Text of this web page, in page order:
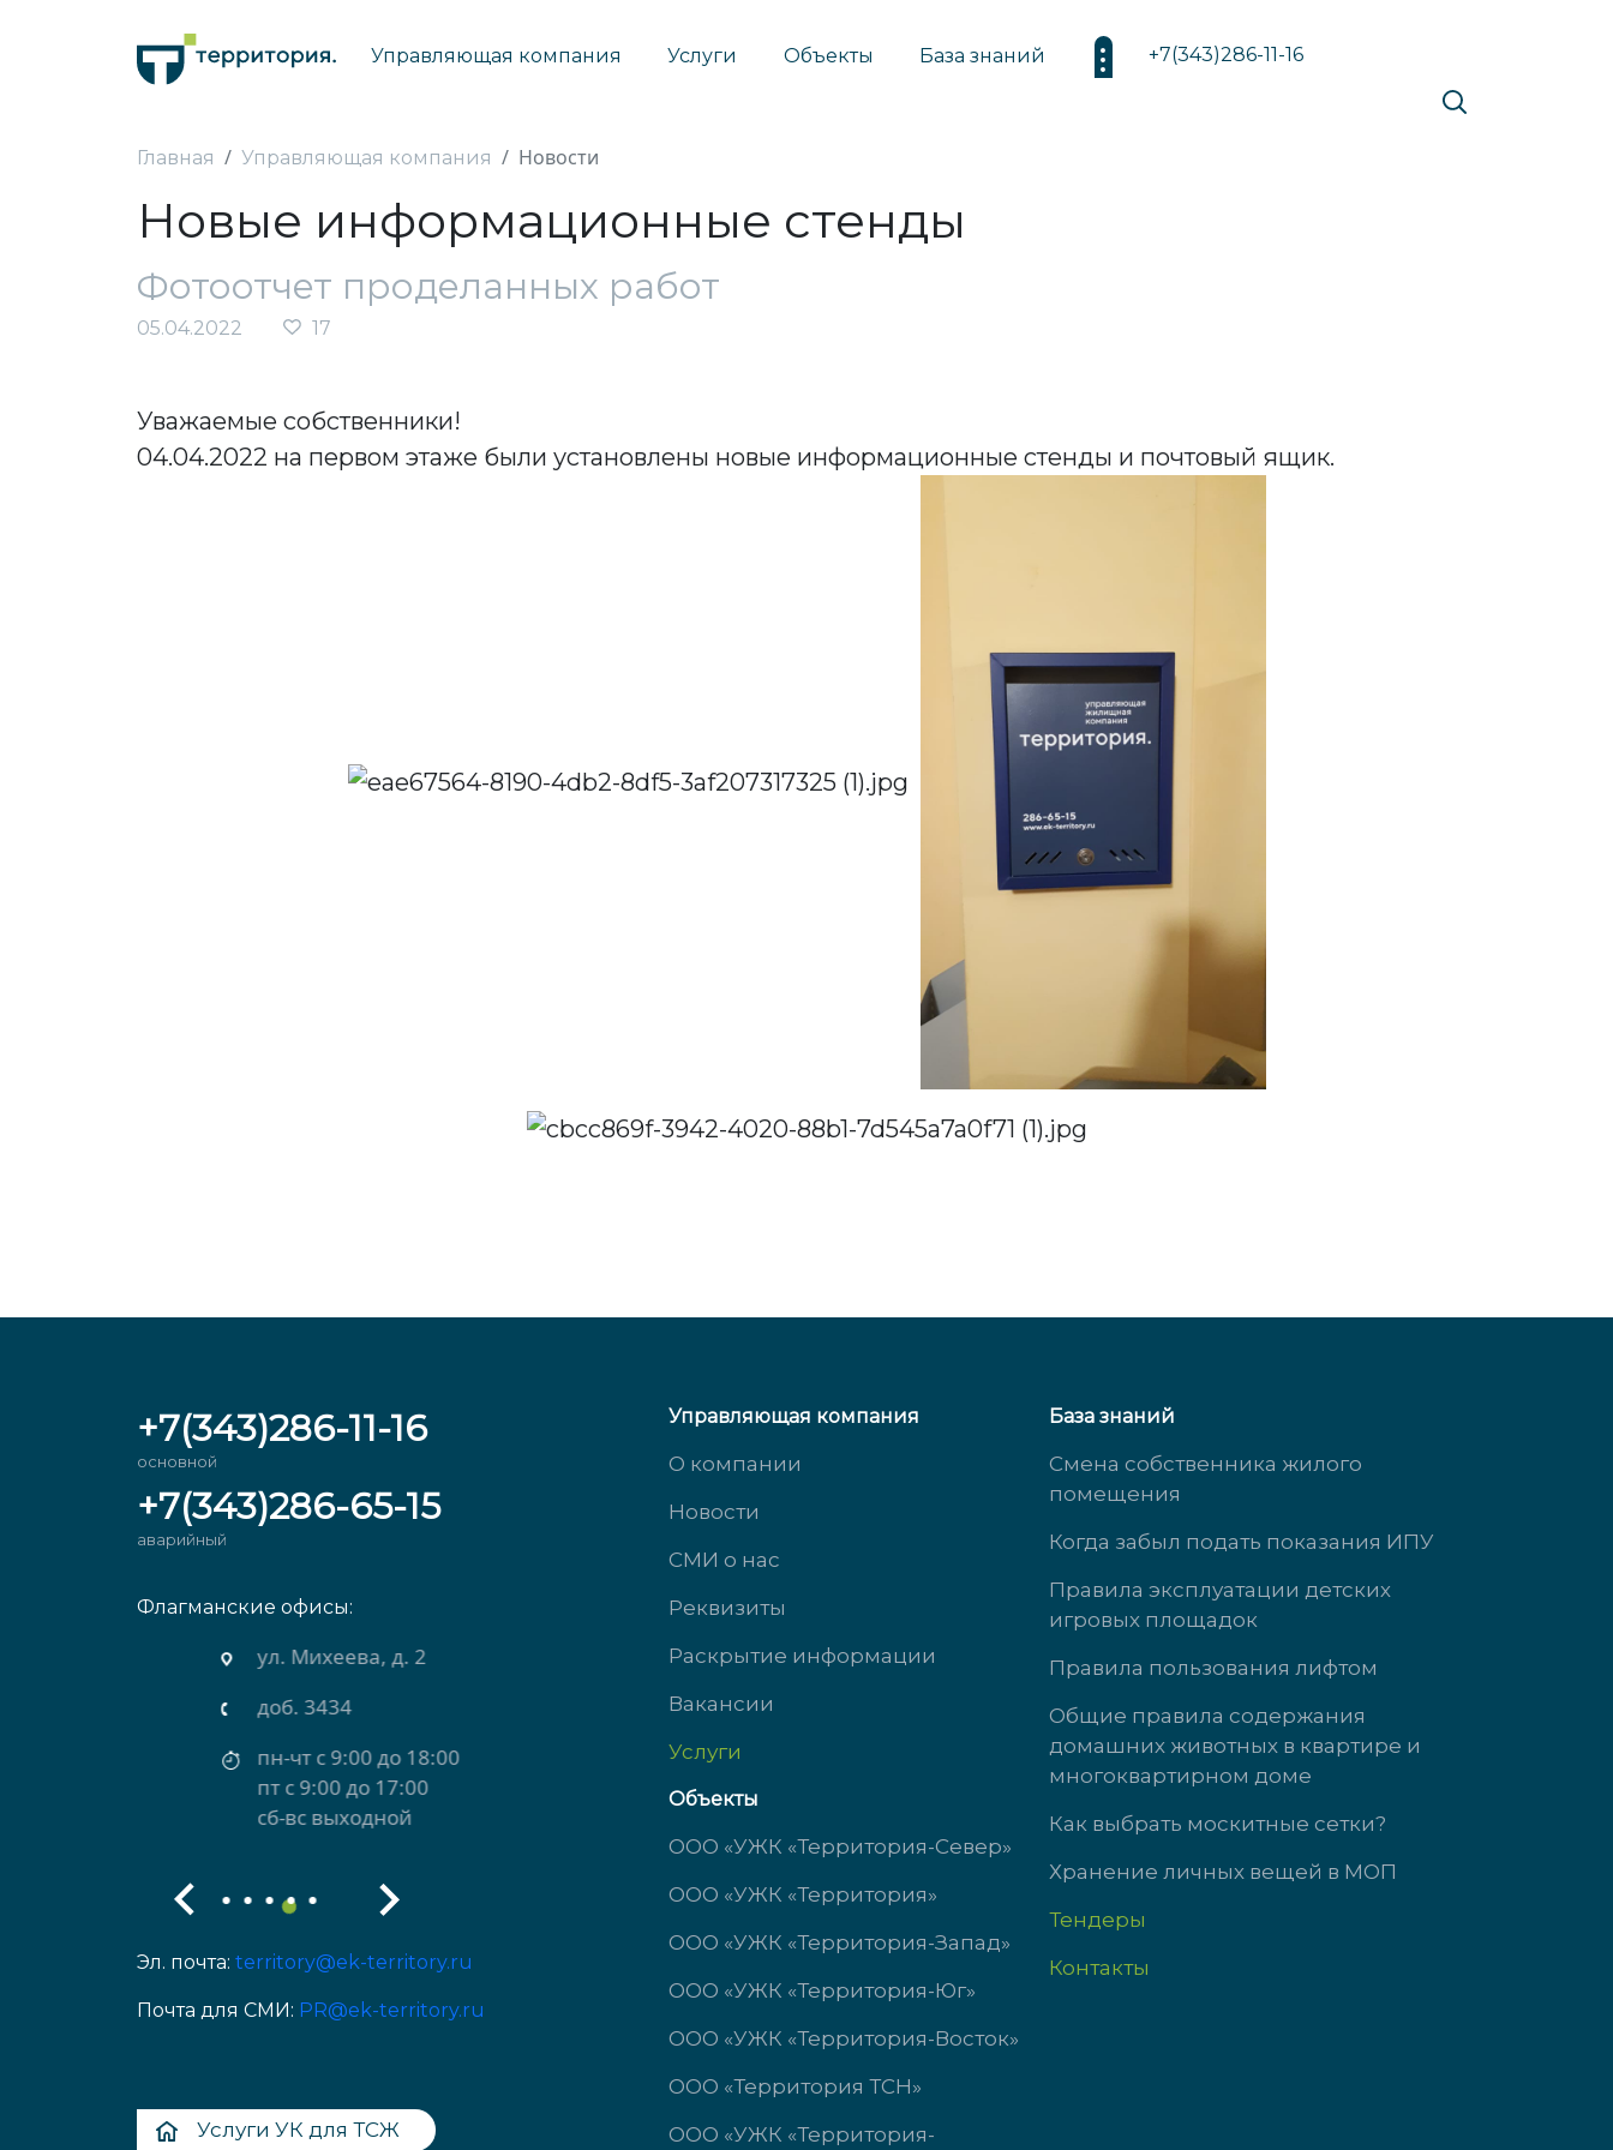
+7(343)286-11-16
Управляющая компания Услуги Объекты База знаний
Главная Управляющая компания Новости
Новые информационные стенды
Фотоотчет проделанных работ
05.04.2022 17
Уважаемые собственники!
04.04.2022 на первом этаже были установлены новые информационные стенды и почтовый ящик.
+7(343)286-11-16
основной
+7(343)286-65-15
аварийный
Флагманские офисы:
ул. Михеева, д. 2
доб. 3434
пн-чт с 9:00 до 18:00
пт с 9:00 до 17:00
сб-вс выходной
ул. Южногорская, д. 11
доб. 3323
пн-чт с 9:00 до 18:00
пт с 9:00 до 17:00
ул. Кузнецова, д. 21
доб. 3737
Пн-Чт: 09:00-18:00
Пт: 09:00-17:00
Сб-Вс выходной
Эл. почта: territory@ek-territory.ru
Почта для СМИ: PR@ek-territory.ru
Услуги УК для ТСЖ
Управляющая компания
О компании
Новости
СМИ о нас
Реквизиты
Раскрытие информации
Вакансии
Услуги
Объекты
ООО «УЖК «Территория-Север»
ООО «УЖК «Территория»
ООО «УЖК «Территория-Запад»
ООО «УЖК «Территория-Юг»
ООО «УЖК «Территория-Восток»
ООО «Территория ТСН»
ООО «УЖК «Территория-
База знаний
Смена собственника жилого
помещения
Когда забыл подать показания ИПУ
Правила эксплуатации детских
игровых площадок
Правила пользования лифтом
Общие правила содержания
домашних животных в квартире и
многоквартирном доме
Как выбрать москитные сетки?
Хранение личных вещей в МОП
Тендеры
Контакты